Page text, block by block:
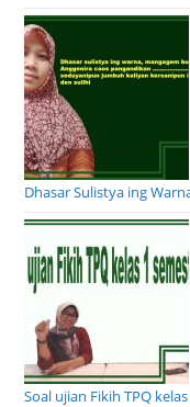
Dhasar Sulistya ing
Soal ujian Fikih TPQ